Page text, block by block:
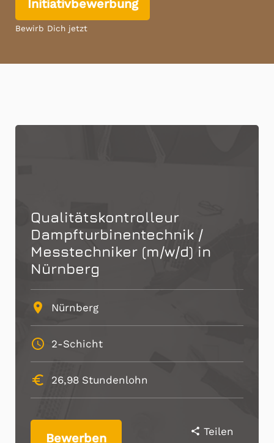
Initiativbewerbung
Bewirb Dich jetzt
Qualitätskontrolleur
Dampfturbinentechnik /
Messtechniker (m/w/d) in
Nürnberg
place Nürnberg
schedule 2-Schicht
euro_symbol 26,98 Stundenlohn
share Teilen
Bewerben